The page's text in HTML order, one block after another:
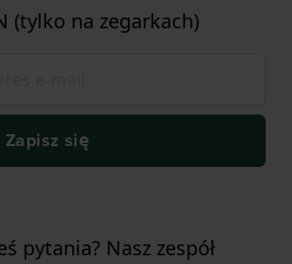
(tylko na zegarkach)
Zapisz się
pytania? Nasz zespół